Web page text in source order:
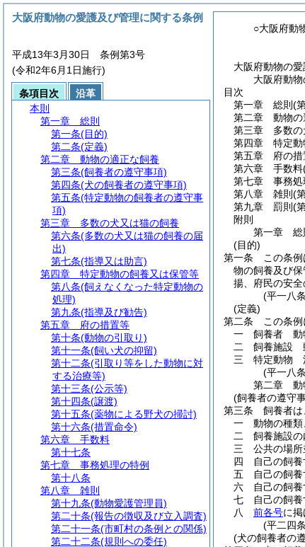
○大阪府動
大阪府動物の
大阪府動
目次
第一章
総則 (
第二章
動物の
第三章
多数
第四章
特定
第五章
府の
第六章
手数料
第七章
事務処
第八章
雑則 (
第九章
罰則 (
附則
第一章
総
(目的)
第一条
この条
物の飼養及び
揚、府民の安
(平一八
(定義)
第二条
この条例
一
飼養者 動
二
飼養施設
三
特定動物
(平一八
第二章
動
(飼養者の遵守
第三条
飼養者は
一
動物の種
二
飼養施設の
三
公共の場所
四
自己の飼
五
自己の飼
六
自己の飼
七
自己の飼養
八
前各号に
(平二四
(犬の飼養者の
大阪府動物の愛護及び管理に関する条例
平成13年3月30日 条例第3号
(令和2年6月1日施行)
条項目次
沿革
本則
第一章
総則
第一条(目的)
第二条(定義)
第二章
動物の適正な飼養
第三条(飼養者の遵守事項)
第四条(犬の飼養者の遵守事項)
第五条(特定動物の飼養者の遵守事
項)
第三章
多数の犬又は猫の飼養
第六条(多数の犬又は猫の飼養の届
出)
第七条(指導又は助言)
第四章
特定動物の飼養又は保管等
第八条(飼えなくなった特定動物の
処理)
第九条(指導及び勧告)
第五章
府の措置等
第十条(動物の引取り)
第十一条(飼い犬の抑留)
第十二条(引取り等をした動物に対
する治療等)
第十三条(公示等)
第十四条(譲渡)
第十五条(薬物による野犬の掃討)
第十六条(措置命令)
第六章
手数料
第十七条
第七章
事務処理の特例
第十八条
第八章
雑則
第十九条(動物愛護管理員)
第二十条(報告の徴収及び立入調査)
第二十一条(市町村の条例との関係)
第二十二条(規則への委任)